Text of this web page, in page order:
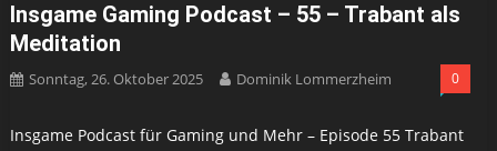
Insgame Gaming Podcast – 55 – Trabant als
Meditation
Sonntag, 26. Oktober 2025 Dominik Lommerzheim 0
Insgame Podcast für Gaming und Mehr – Episode 55 Trabant